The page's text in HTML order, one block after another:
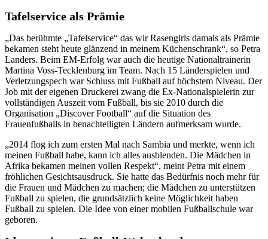
Tafelservice als Prämie
„Das berühmte „Tafelservice“ das wir Rasengirls damals als Prämie
bekamen steht heute glänzend in meinem Küchenschrank“, so Petra
Landers. Beim EM-Erfolg war auch die heutige Nationaltrainerin
Martina Voss-Tecklenburg im Team. Nach 15 Länderspielen und
Verletzungspech war Schluss mit Fußball auf höchstem Niveau. Der
Job mit der eigenen Druckerei zwang die Ex-Nationalspielerin zur
vollständigen Auszeit vom Fußball, bis sie 2010 durch die
Organisation „Discover Football“ auf die Situation des
Frauenfußballs in benachteiligten Ländern aufmerksam wurde.
„2014 flog ich zum ersten Mal nach Sambia und merkte, wenn ich
meinen Fußball habe, kann ich alles ausblenden. Die Mädchen in
Afrika bekamen meinen vollen Respekt“, meint Petra mit einem
fröhlichen Gesichtsausdruck. Sie hatte das Bedürfnis noch mehr für
die Frauen und Mädchen zu machen; die Mädchen zu unterstützen
Fußball zu spielen, die grundsätzlich keine Möglichkeit haben
Fußball zu spielen. Die Idee von einer mobilen Fußballschule war
geboren.